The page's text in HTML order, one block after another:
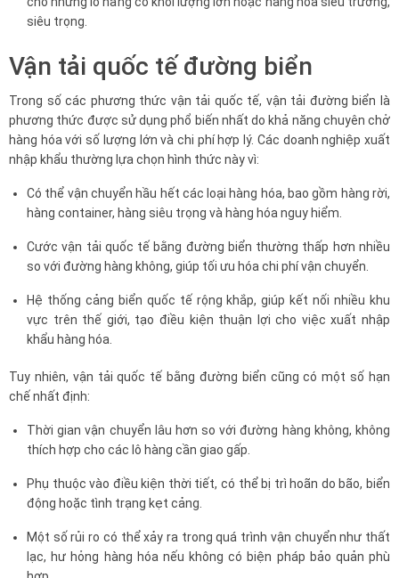
siêu trọng.
Vận tải quốc tế đường biển
Trong số các phương thức vận tải quốc tế, vận tải đường biển là
phương thức được sử dụng phổ biến nhất do khả năng chuyên chở
hàng hóa với số lượng lớn và chi phí hợp lý. Các doanh nghiệp xuất
nhập khẩu thường lựa chọn hình thức này vì:
Có thể vận chuyển hầu hết các loại hàng hóa, bao gồm hàng rời,
hàng container, hàng siêu trọng và hàng hóa nguy hiểm.
Cước vận tải quốc tế bằng đường biển thường thấp hơn nhiều
so với đường hàng không, giúp tối ưu hóa chi phí vận chuyển.
Hệ thống cảng biển quốc tế rộng khắp, giúp kết nối nhiều khu
vực trên thế giới, tạo điều kiện thuận lợi cho việc xuất nhập
khẩu hàng hóa.
Tuy nhiên, vận tải quốc tế bằng đường biển cũng có một số hạn
chế nhất định:
Thời gian vận chuyển lâu hơn so với đường hàng không, không
thích hợp cho các lô hàng cần giao gấp.
Phụ thuộc vào điều kiện thời tiết, có thể bị trì hoãn do bão, biển
động hoặc tình trạng kẹt cảng.
Một số rủi ro có thể xảy ra trong quá trình vận chuyển như thất
lạc, hư hỏng hàng hóa nếu không có biện pháp bảo quản phù